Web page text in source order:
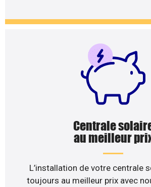
Centrale
au meilleur
L’installation de votre centrale
toujours au meilleur prix avec